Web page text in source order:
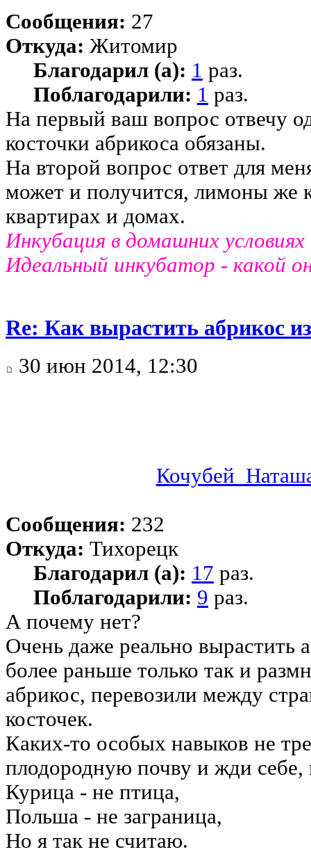
Сообщения: 27
Откуда: Житомир
Благодарил (а): 1 раз.
Поблагодарили: 1 раз.
На первый ваш вопрос отвечу
косточки абрикоса обязаны.
На второй вопрос ответ для
может и получится, лимоны же
квартирах и домах.
Инкубация в домашних условиях
Идеальный инкубатор - какой
Re: Как вырастить абрикос
30 июн 2014, 12:30
Сообщения: 232
Откуда: Тихорецк
Благодарил (а): 17 раз.
Поблагодарили: 9 раз.
А почему нет?
Очень даже реально вырастить
более раньше только так и
абрикос, перевозили между
косточек.
Каких-то особых навыков не
плодородную почву и жди себе,
Курица - не птица,
Польша - не заграница,
Но я так не считаю.